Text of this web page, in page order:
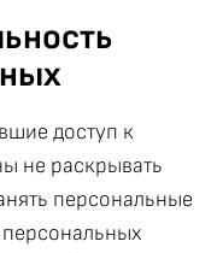
доступ к
не раскрывать
персональные